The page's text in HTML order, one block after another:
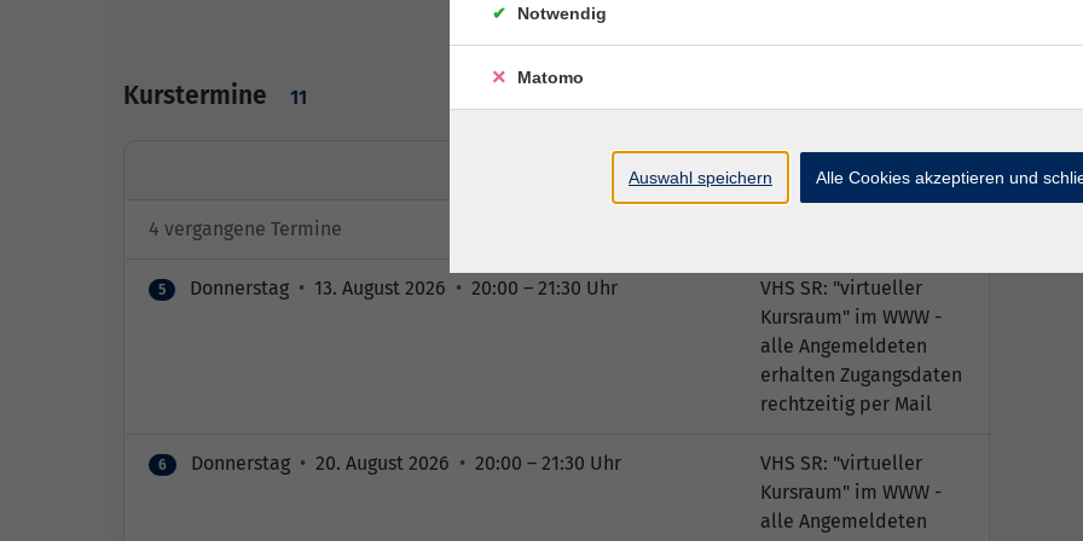
Kurstermine 11
Ort / Raum
4 vergangene Termine
5 Donnerstag • 13. August 2026 • 20:00 – 21:30 Uhr
VHS SR: "virtueller
Kursraum" im WWW -
alle Angemeldeten
erhalten Zugangsdaten
rechtzeitig per Mail
6 Donnerstag • 20. August 2026 • 20:00 – 21:30 Uhr
VHS SR: "virtueller
Kursraum" im WWW -
alle Angemeldeten
Notwendig
Matomo
Auswahl speichern Alle Cookies akzeptieren und